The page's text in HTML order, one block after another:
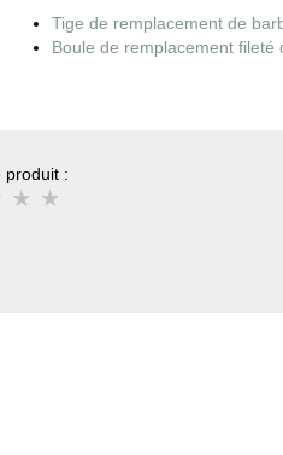
Tige de remplacement de
Boule de remplacement fileté
produit :